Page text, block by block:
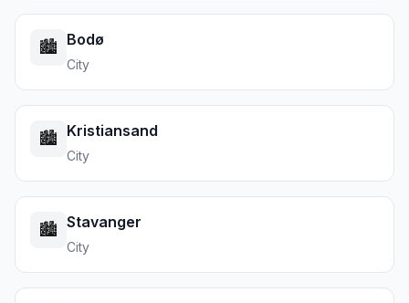
🏙️ Bodø
City
🏙️ Kristiansand
City
🏙️ Stavanger
City